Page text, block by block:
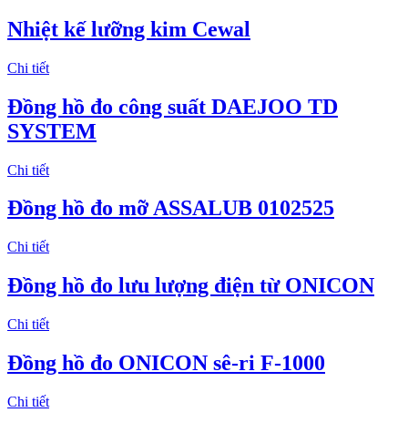
Nhiệt kế lưỡng kim Cewal
Chi tiết
Đồng hồ đo công suất DAEJOO TD
SYSTEM
Chi tiết
Đồng hồ đo mỡ ASSALUB 0102525
Chi tiết
Đồng hồ đo lưu lượng điện từ ONICON
Chi tiết
Đồng hồ đo ONICON sê-ri F-1000
Chi tiết